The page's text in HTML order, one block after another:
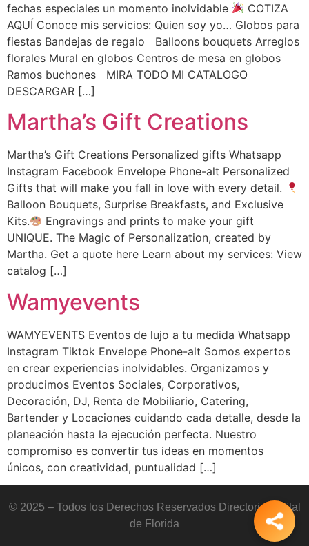
fechas especiales un momento inolvidable
COTIZA
AQUÍ Conoce mis servicios: Quien soy yo… Globos para
fiestas Bandejas de regalo Balloons bouquets Arreglos
florales Mural en globos Centros de mesa en globos
Ramos buchones MIRA TODO MI CATALOGO
DESCARGAR […]
Martha’s Gift Creations
Martha’s Gift Creations Personalized gifts Whatsapp
Instagram Facebook Envelope Phone-alt Personalized
Gifts that will make you fall in love with every detail.
Balloon Bouquets, Surprise Breakfasts, and Exclusive
Kits.
Engravings and prints to make your gift
UNIQUE. The Magic of Personalization, created by
Martha. Get a quote here Learn about my services: View
catalog […]
Wamyevents
WAMYEVENTS Eventos de lujo a tu medida Whatsapp
Instagram Tiktok Envelope Phone-alt Somos expertos
en crear experiencias inolvidables. Organizamos y
producimos Eventos Sociales, Corporativos,
Decoración, DJ, Renta de Mobiliario, Catering,
Bartender y Locaciones cuidando cada detalle, desde la
planeación hasta la ejecución perfecta. Nuestro
compromiso es convertir tus ideas en momentos
únicos, con creatividad, puntualidad […]
© 2025 – Todos los Derechos Reservados Directorio Digital
de Florida